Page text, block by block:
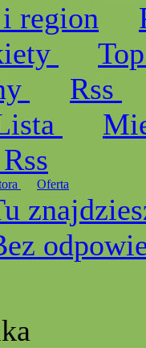
region
Rss
Rss
Oferta